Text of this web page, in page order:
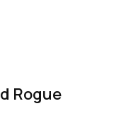
Rogue